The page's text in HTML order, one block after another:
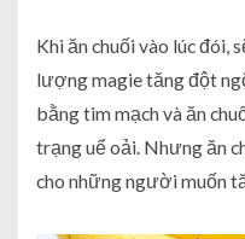
Khi ăn chuối vào lúc đói,
lượng magie tăng đột
bằng tim mạch và ăn
trạng uể oải. Nhưng ăn
cho những người muốn